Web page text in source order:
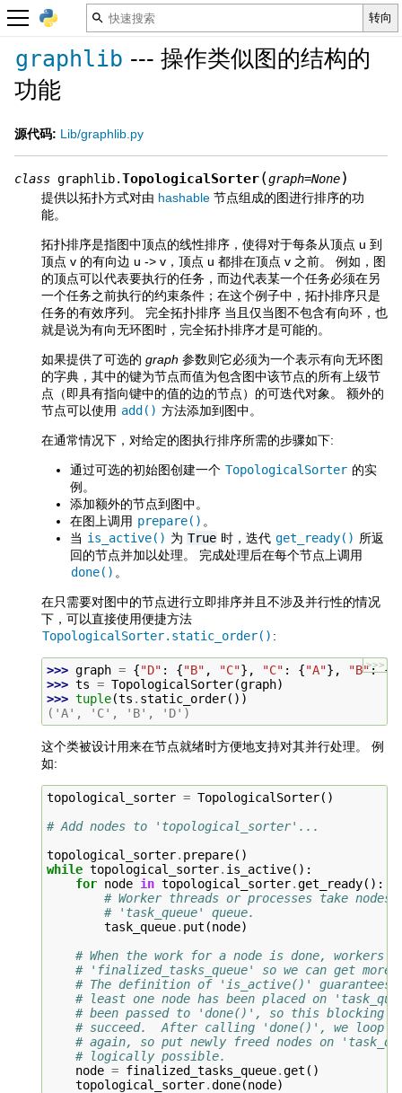
graphlib --- 操作类似图的结构的
功能
源代码: Lib/graphlib.py
class graphlib.TopologicalSorter(graph=None)
提供以拓扑方式对由 hashable 节点组成的图进行排序的功
能。
拓扑排序是指图中顶点的线性排序，使得对于每条从顶点 u 到
顶点 v 的有向边 u -> v，顶点 u 都排在顶点 v 之前。 例如，图
的顶点可以代表要执行的任务，而边代表某一个任务必须在另
一个任务之前执行的约束条件；在这个例子中，拓扑排序只是
任务的有效序列。 完全拓扑排序 当且仅当图不包含有向环，也
就是说为有向无环图时，完全拓扑排序才是可能的。
如果提供了可选的 graph 参数则它必须为一个表示有向无环图
的字典，其中的键为节点而值为包含图中该节点的所有上级节
点（即具有指向键中的值的边的节点）的可迭代对象。 额外的
节点可以使用 add() 方法添加到图中。
在通常情况下，对给定的图执行排序所需的步骤如下:
通过可选的初始图创建一个 TopologicalSorter 的实
例。
添加额外的节点到图中。
在图上调用 prepare() 。
当 is_active() 为 True 时，迭代 get_ready() 所返
回的节点并加以处理。 完成处理后在每个节点上调用
done() 。
在只需要对图中的节点进行立即排序并且不涉及并行性的情况
下，可以直接使用便捷方法
TopologicalSorter.static_order() :
>>>
>>> graph = {"D" : {"B" , "C"}, "C" : {"A"}, "B": {
>>> ts = TopologicalSorter(graph)
>>> tuple(ts . static_order())
('A', 'C', 'B', 'D')
这个类被设计用来在节点就绪时方便地支持对其并行处理。 例
如:
topological_sorter = TopologicalSorter()
# Add nodes to 'topological_sorter'...
topological_sorter. prepare()
while topological_sorter. is_active():
for node in topological_sorter.get_ready():
# Worker threads or processes take
# 'task_queue' queue.
task_queue. put (node)
# When the work for a node is done, workers
# 'finalized_tasks_queue' so we can get more
# The definition of 'is_active()'
# least one node has been placed on
# been passed to 'done()', so this blocking
# succeed.  After calling 'done()', we loop
# again, so put newly freed nodes on
# logically possible.
node = finalized_tasks_queue.get ()
topological_sorter.done(node)